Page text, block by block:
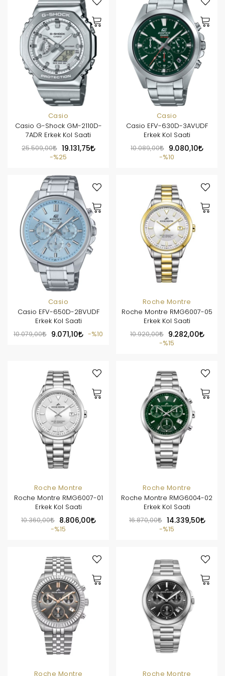
Casio
Casio G-Shock GM-2110D-
7ADR Erkek Kol Saati
25.509,00
19.131,75
%25
Casio
Casio EFV-630D-3AVUDF
Erkek Kol Saati
10.089,00
9.080,10
%10
Casio
Casio EFV-650D-2BVUDF
Erkek Kol Saati
10.079,00
9.071,10 %10
Roche Montre
Roche Montre RMG6007-05
Erkek Kol Saati
10.920,00
9.282,00
%15
Roche Montre
Roche Montre RMG6007-01
Erkek Kol Saati
10.360,00
8.806,00
%15
Roche Montre
Roche Montre RMG6004-02
Erkek Kol Saati
16.870,00
14.339,50
%15
Roche Montre Roche Montre